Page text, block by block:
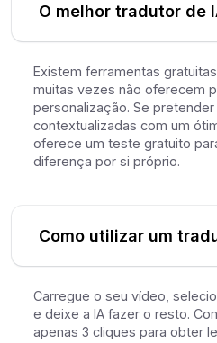
O melhor tradutor de
Existem ferramentas
muitas vezes não oferecem
personalização. Se
contextualizadas com um
oferece um teste gratuito
diferença por si próprio.
Como utilizar um
Carregue o seu vídeo,
e deixe a IA fazer o resto.
apenas 3 cliques para obter